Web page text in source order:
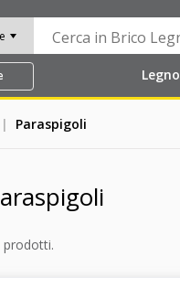
Legno
Paraspigoli
prodotti.